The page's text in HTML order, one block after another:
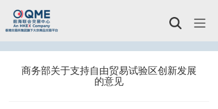
Toggle
商务部关于支持自由贸易试验区创新发展
的意见